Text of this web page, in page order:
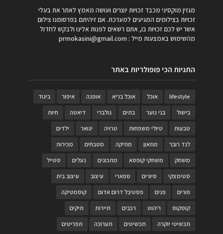
מגזין מוקסיני מכבד זכויות יוצרים ועושה מאמץ לאתר את בעלי
זכויות בצילומים המגיעים למערכת. אם זיהיתם בפרסומנו צילום
אשר יש לכם זכויות בו, אתם רשאים לפנות אלינו ולבקש לחדול
מהשימוש באמצעות מייל : prmokasini@gmail.com
התגיות הכי פופולריות באתר
lifestyle אוכל אוכל בריא אופנה איפור
ביגוד
בישול
בני נוער בתים גולברי דיאטה
חיות
טבעות
טיולי משפחות טרויה יגואר
ילדים
לנד רובר
מוזאון מוזיקה מטבחים
מכירות
משחק
משחקי קופסא מתכונים נעלים
סטייל
סטימצקי
סיורים ספארי עיצוב
עיצוב בית
פורים
פנים פסטיבל דרום אדום
קוסמטיקה
קוסקוס
ריהוט רכבים תיירות
תיקים
תכשיטי יוקרה
תכשיטים תערוכה תפריטים